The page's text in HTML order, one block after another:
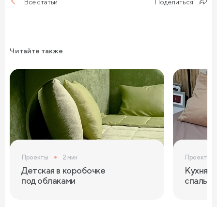
Все статьи Поделиться
Читайте также
Проекты 2 мин
Детская в коробочке
под облаками
Проекты
Кухня с